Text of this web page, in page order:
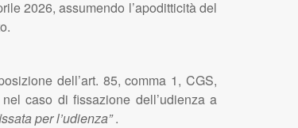
2026, assumendo l’apoditticità del
dell’art. 85, comma 1, CGS,
caso di fissazione dell’udienza a
per l’udienza”.